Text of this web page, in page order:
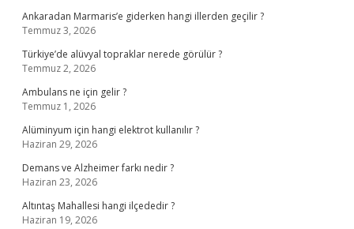
Ankaradan Marmaris’e giderken hangi illerden geçilir ?
Temmuz 3, 2026
Türkiye’de alüvyal topraklar nerede görülür ?
Temmuz 2, 2026
Ambulans ne için gelir ?
Temmuz 1, 2026
Alüminyum için hangi elektrot kullanılır ?
Haziran 29, 2026
Demans ve Alzheimer farkı nedir ?
Haziran 23, 2026
Altıntaş Mahallesi hangi ilçededir ?
Haziran 19, 2026